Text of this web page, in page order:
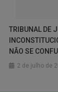
TRIBUNAL DE
NÃO SE
2 de julho de